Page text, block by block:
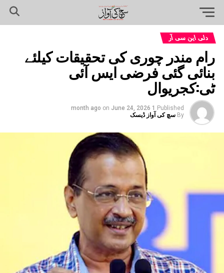
دلی این سی آر
رام مندر چوری کی تحقیقات کیلئے
بنائی گئی فرضی ایس آئی
ٹی:کجریوال
Published
1 month ago
on June 24, 2026
By سچ کی آواز ڈیسک